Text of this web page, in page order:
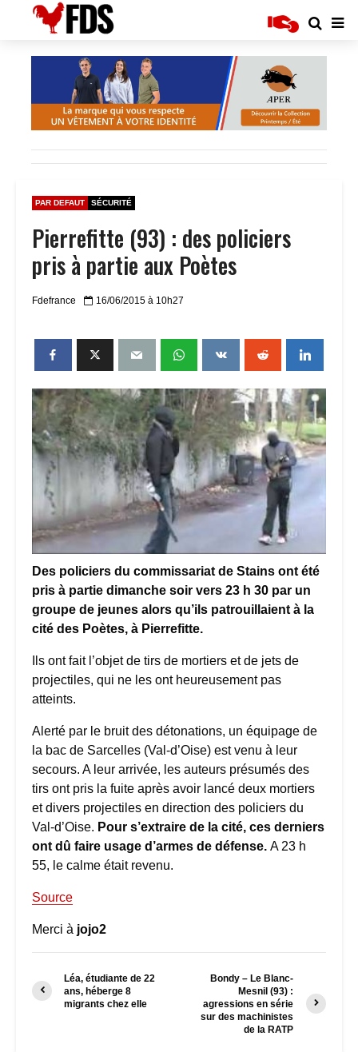
PAR DEFAUT SÉCURITÉ
Pierrefitte (93) : des policiers
pris à partie aux Poètes
Fdefrance 16/06/2015 à 10h27
Des policiers du commissariat de Stains ont été
pris à partie dimanche soir vers 23 h 30 par un
groupe de jeunes alors qu’ils patrouillaient à la
cité des Poètes, à Pierrefitte.
Ils ont fait l’objet de tirs de mortiers et de jets de
projectiles, qui ne les ont heureusement pas
atteints.
Alerté par le bruit des détonations, un équipage de
la bac de Sarcelles (Val-d’Oise) est venu à leur
secours. A leur arrivée, les auteurs présumés des
tirs ont pris la fuite après avoir lancé deux mortiers
et divers projectiles en direction des policiers du
Val-d’Oise. Pour s’extraire de la cité, ces derniers
ont dû faire usage d’armes de défense. A 23 h
55, le calme était revenu.
Source
Merci à jojo2
Léa, étudiante de 22
ans, héberge 8
migrants chez elle
Bondy – Le Blanc-
Mesnil (93) :
agressions en série
sur des machinistes
de la RATP